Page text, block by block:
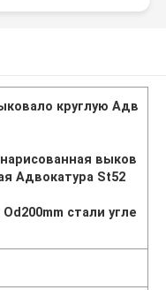
круглую Адв
выков
Адвокатура St52
стали угле